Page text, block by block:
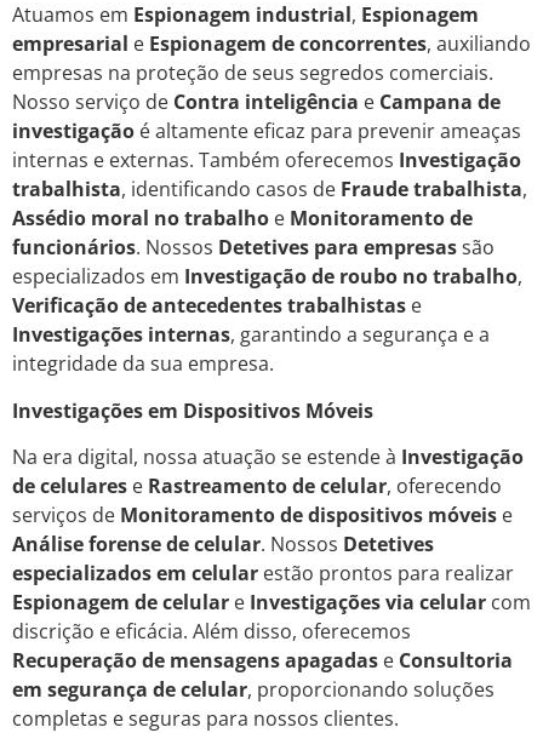
Atuamos em Espionagem industrial, Espionagem
empresarial e Espionagem de concorrentes, auxiliando
empresas na proteção de seus segredos comerciais.
Nosso serviço de Contra inteligência e Campana de
investigação é altamente eficaz para prevenir ameaças
internas e externas. Também oferecemos Investigação
trabalhista, identificando casos de Fraude trabalhista,
Assédio moral no trabalho e Monitoramento de
funcionários. Nossos Detetives para empresassão
especializados em Investigação de roubo no trabalho,
Verificação de antecedentes trabalhistas e
Investigações internas, garantindo a segurança e a
integridade da sua empresa.
Investigações em Dispositivos Móveis
Na era digital, nossa atuação se estende à Investigação
de celulares e Rastreamento de celular, oferecendo
serviços de Monitoramento de dispositivos móveis e
Análise forense de celular. Nossos Detetives
especializados em celular estão prontos para realizar
Espionagem de celular e Investigações via celular com
discrição e eficácia. Além disso, oferecemos
Recuperação de mensagens apagadas e Consultoria
em segurança de celular, proporcionando soluções
completas e seguras para nossos clientes.